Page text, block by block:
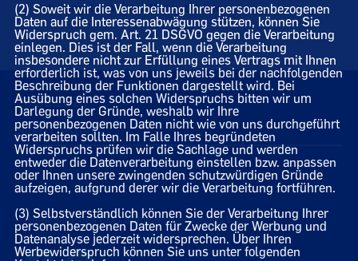
Schulwegplan auf den Weg zu bringen.
28.06.2023
Sven Oesten
Homepage des CDU Gemeindeverbandes Visbek
(2) Soweit wir die Verarbeitung Ihrer personenbezogenen
Daten auf die Interessenabwägung stützen, können Sie
Widerspruch gem. Art. 21 DSGVO gegen die Verarbeitung
einlegen. Dies ist der Fall, wenn die Verarbeitung
insbesondere nicht zur Erfüllung eines Vertrags mit Ihnen
erforderlich ist, was von uns jeweils bei der nachfolgenden
Beschreibung der Funktionen dargestellt wird. Bei
Ausübung eines solchen Widerspruchs bitten wir um
Darlegung der Gründe, weshalb wir Ihre
personenbezogenen Daten nicht wie von uns durchgeführt
verarbeiten sollten. Im Falle Ihres begründeten
Widerspruchs prüfen wir die Sachlage und werden
entweder die Datenverarbeitung einstellen bzw. anpassen
oder Ihnen unsere zwingenden schutzwürdigen Gründe
aufzeigen, aufgrund derer wir die Verarbeitung fortführen.
(3) Selbstverständlich können Sie der Verarbeitung Ihrer
personenbezogenen Daten für Zwecke der Werbung und
Datenanalyse jederzeit widersprechen. Über Ihren
Werbewiderspruch können Sie uns unter folgenden